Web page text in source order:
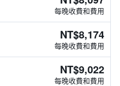
每晚收費和費用
NT$8,174
每晚收費和費用
NT$9,022
每晚收費和費用